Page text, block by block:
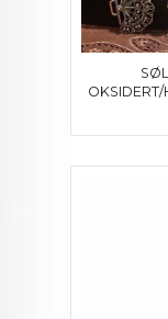
OKSIDERT/